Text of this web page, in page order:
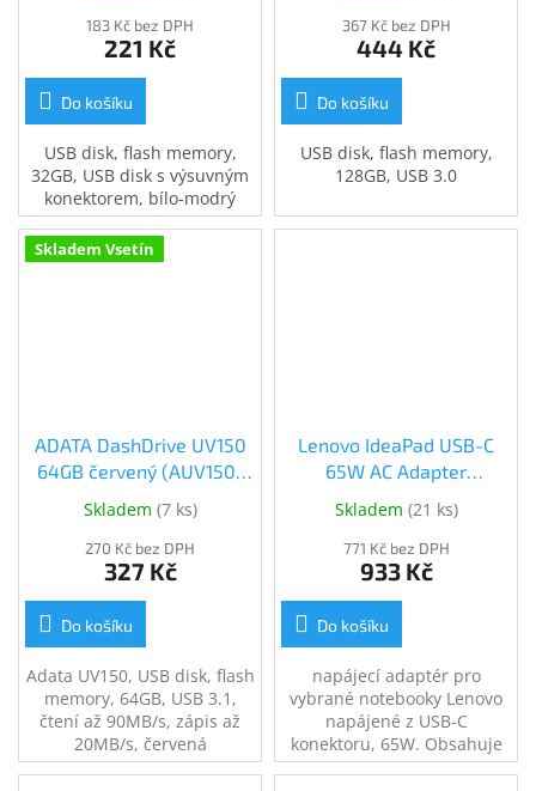
183 Kč bez DPH
221 Kč
Do košíku
USB disk, flash memory,
32GB, USB disk s výsuvným
konektorem, bílo-modrý
367 Kč bez DPH
444 Kč
Do košíku
USB disk, flash memory,
128GB, USB 3.0
Skladem Vsetín
ADATA DashDrive UV150
64GB červený (AUV150-
Skladem (7 ks)
270 Kč bez DPH
327 Kč
Do košíku
Adata UV150, USB disk, flash
memory, 64GB, USB 3.1,
čtení až 90MB/s, zápis až
20MB/s, červená
Lenovo IdeaPad USB-C
65W AC Adapter
Skladem (21 ks)
771 Kč bez DPH
933 Kč
Do košíku
napájecí adaptér pro
vybrané notebooky Lenovo
napájené z USB-C
konektoru, 65W. Obsahuje
síťový kabel.